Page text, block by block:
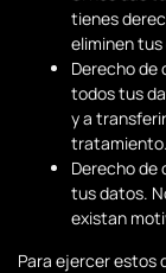
tienes
eliminen
Derecho de
todos tus
y a
tratamiento.
Derecho de
tus datos.
existan
Para ejercer estos